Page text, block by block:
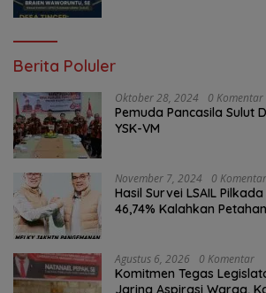
Berita Poluler
Oktober 28, 2024 0 Komentar
Pemuda Pancasila Sulut
YSK-VM
November 7, 2024 0 Komentar
Hasil Survei LSAIL
46,74% Kalahkan
Agustus 6, 2026 0 Komentar
Komitmen Tegas
Jaring Aspirasi Warga,